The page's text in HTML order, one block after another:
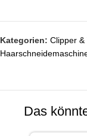
Kategorien: Clipper &
Das